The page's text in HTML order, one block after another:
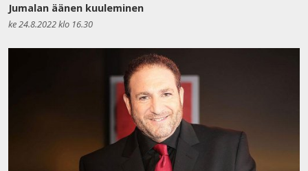
Jumalan äänen kuuleminen
ke 24.8.2022 klo 16.30